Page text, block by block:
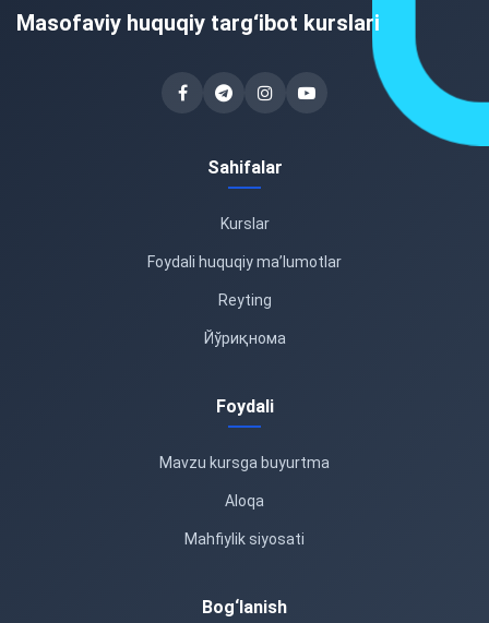
Masofaviy huquqiy targ‘ibot kurslari
Sahifalar
Kurslar
Foydali huquqiy ma’lumotlar
Reyting
Йўриқнома
Foydali
Mavzu kursga buyurtma
Aloqa
Mahfiylik siyosati
Bog‘lanish